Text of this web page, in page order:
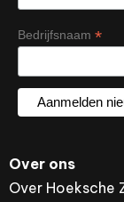
Bedrijfsnaam *
Over ons
Over Hoeksche